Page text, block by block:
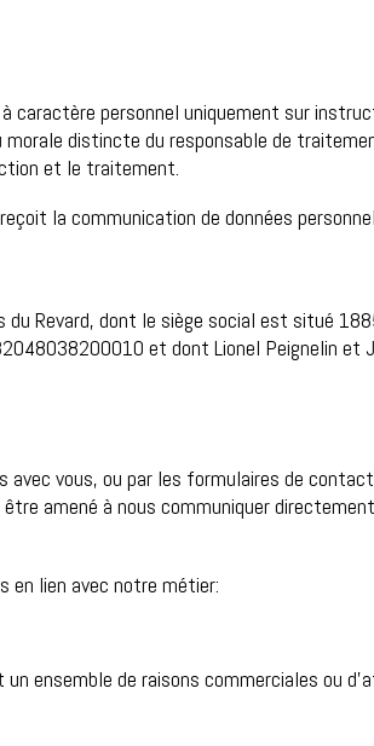
caractère personnel uniquement sur
distincte du responsable de
et le traitement.
la communication de données
Revard, dont le siège social est situé
et dont Lionel Peignelin et
avec vous, ou par les formulaires de
amené à nous communiquer
en lien avec notre métier:
ensemble de raisons commerciales ou